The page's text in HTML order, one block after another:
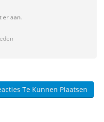
er aan.
Te Kunnen Plaatsen